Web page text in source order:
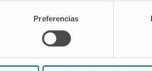
Preferencias
and Molecular Biology.
Information. PubChem
Citric Acid Cycle. StatPearls,